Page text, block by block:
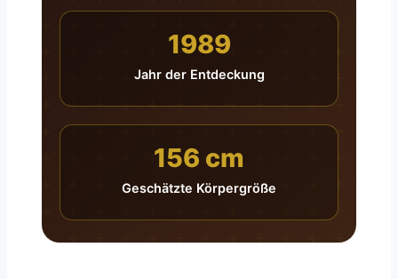
1989
Jahr der Entdeckung
156 cm
Geschätzte Körpergröße